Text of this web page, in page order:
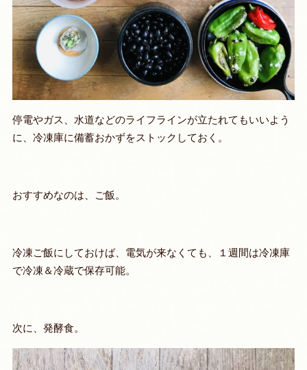
停電やガス、水道などのライフラインが立たれてもいいよう
に、冷凍庫に備蓄おかずをストックしておく。
おすすめなのは、ご飯。
冷凍ご飯にしておけば、電気が来なくても、１週間は冷凍庫
で冷凍＆冷蔵で保存可能。
次に、発酵食。